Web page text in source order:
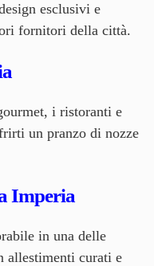
esclusivi e
fornitori della città.
i ristoranti e
un pranzo di nozze
Imperia
in una delle
allestimenti curati e